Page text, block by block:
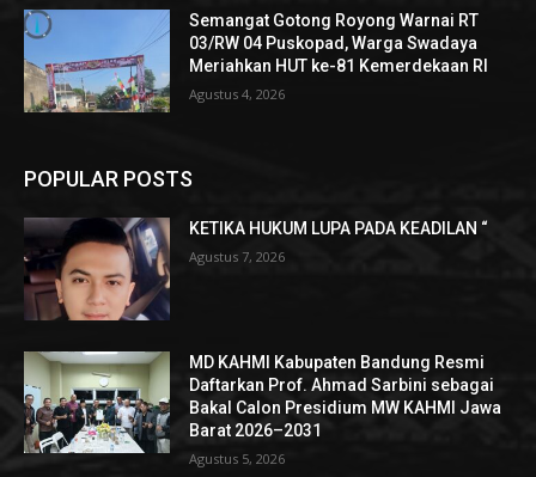
Semangat Gotong Royong Warnai RT
03/RW 04 Puskopad, Warga Swadaya
Meriahkan HUT ke-81 Kemerdekaan RI
Agustus 4, 2026
POPULAR POSTS
KETIKA HUKUM LUPA PADA KEADILAN “
Agustus 7, 2026
MD KAHMI Kabupaten Bandung Resmi
Daftarkan Prof. Ahmad Sarbini sebagai
Bakal Calon Presidium MW KAHMI Jawa
Barat 2026–2031
Agustus 5, 2026